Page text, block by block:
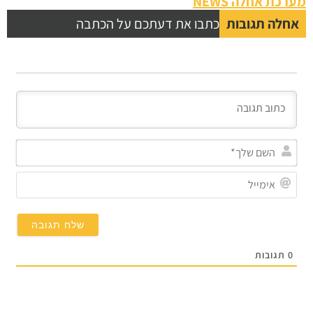
תגובות כתבו את דעתכם על הכתבה
תגובות